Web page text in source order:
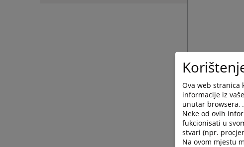
Ova web
informacije iz
unutar browsera,
Neke od ovih
fukcionisati u
stvari (npr.
Na ovom mjestu